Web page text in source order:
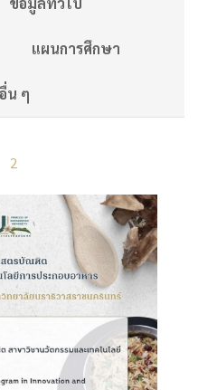
แผนการศึกษา
น ๆ
2